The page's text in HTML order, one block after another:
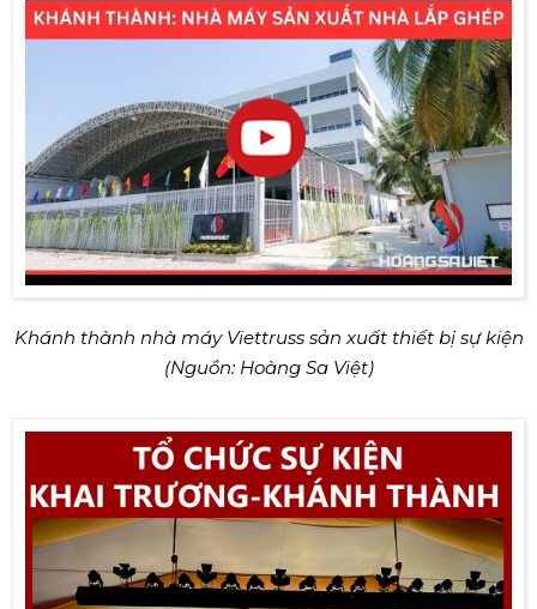
Khánh thành nhà máy Viettruss sản xuất thiết bị sự kiện
(Nguồn: Hoàng Sa Việt)